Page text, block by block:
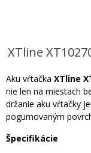
XTline
Aku vŕtačka XTline
nie len na miestach
držanie aku vŕtačky
pogumovaným
Špecifikácie